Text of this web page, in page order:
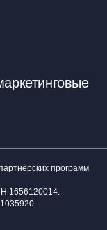
программ
1656120014.